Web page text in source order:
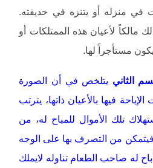
في منزله أو يتنزه في حديقته.
مالكاً لأعيان هذه الممتلكات أو
مستأجراً لها.
الثاني يتلخص في أن الصورة
فيها بالأعيان ذاتها، يترتب
تلك الأموال للمباح له، من
فيتمكن من التصرف بها على الوجه
له صاحب الطعام تناوله لايملك